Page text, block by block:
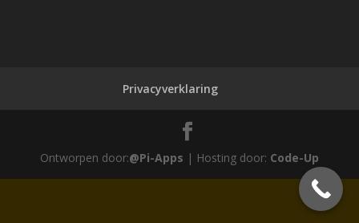
Privacyverklaring
Ontworpen door:@Pi-Apps | Hosting door: Code-Up